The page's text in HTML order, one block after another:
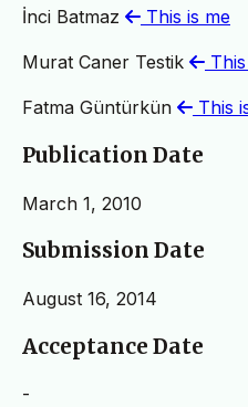
İnci Batmaz This is me
Murat Caner Testik
Fatma Güntürkün This
Publication Date
March 1, 2010
Submission Date
August 16, 2014
Acceptance Date
-